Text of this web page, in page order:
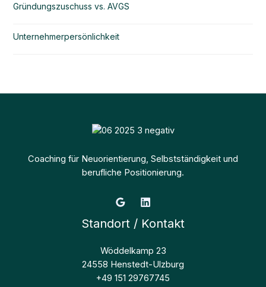
Gründungszuschuss vs. AVGS
Unternehmerpersönlichkeit
Coaching für Neuorientierung, Selbstständigkeit und
berufliche Positionierung.
Standort / Kontakt
Wöddelkamp 23
24558 Henstedt-Ulzburg
+49 151 29767745